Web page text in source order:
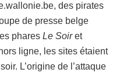
des pirates
de presse belge
phares Le Soiret
ligne, les sites étaient
L’origine de l’attaque